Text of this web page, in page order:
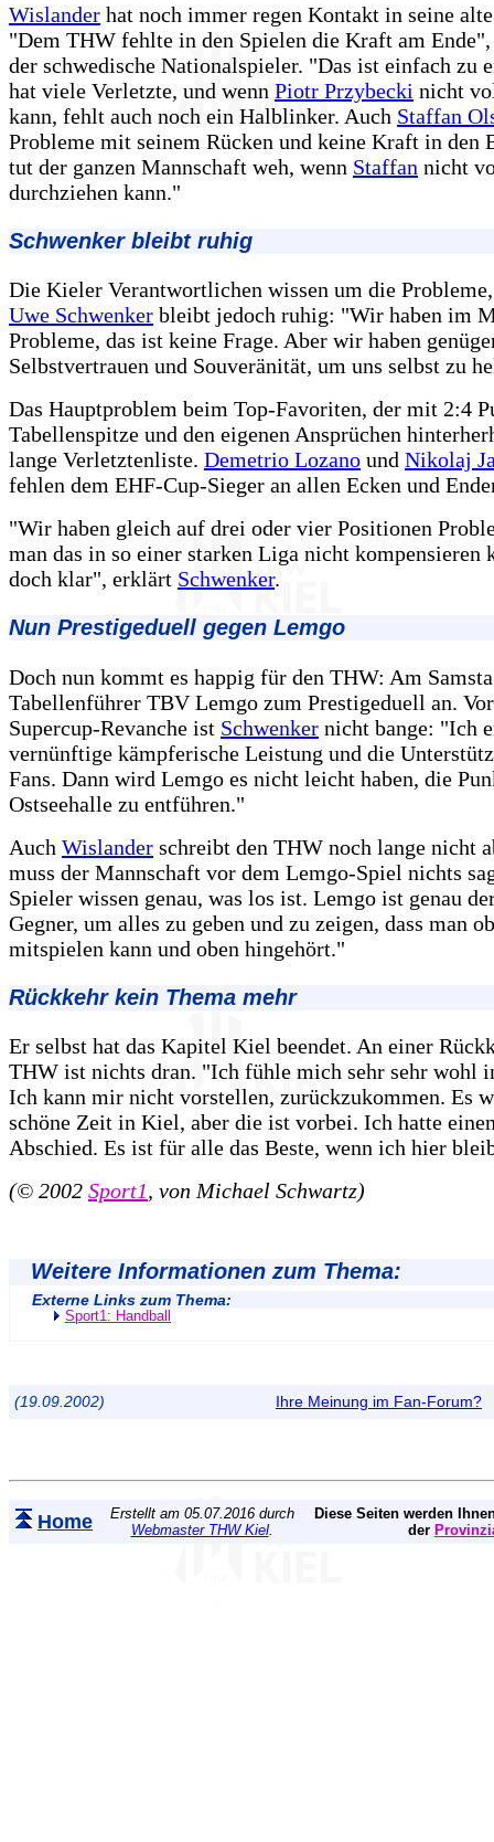
Wislander hat noch immer regen Kontakt in seine
"Dem THW fehlte in den Spielen die Kraft am
der schwedische Nationalspieler. "Das ist einfach zu
hat viele Verletzte, und wenn Piotr Przybecki nicht
kann, fehlt auch noch ein Halblinker. Auch Staffan
Probleme mit seinem Rücken und keine Kraft in den
tut der ganzen Mannschaft weh, wenn Staffan nicht
durchziehen kann."
Schwenker bleibt ruhig
Die Kieler Verantwortlichen wissen um die
Uwe Schwenker bleibt jedoch ruhig: "Wir haben im
Probleme, das ist keine Frage. Aber wir haben
Selbstvertrauen und Souveränität, um uns selbst zu
Das Hauptproblem beim Top-Favoriten, der mit 2:4
Tabellenspitze und den eigenen Ansprüchen
lange Verletztenliste. Demetrio Lozano und Nikolaj
fehlen dem EHF-Cup-Sieger an allen Ecken und
"Wir haben gleich auf drei oder vier Positionen
man das in so einer starken Liga nicht kompensieren
doch klar", erklärt Schwenker.
Nun Prestigeduell gegen Lemgo
Doch nun kommt es happig für den THW: Am
Tabellenführer TBV Lemgo zum Prestigeduell an.
Supercup-Revanche ist Schwenker nicht bange: "Ich
vernünftige kämpferische Leistung und die
Fans. Dann wird Lemgo es nicht leicht haben, die
Ostseehalle zu entführen."
Auch Wislander schreibt den THW noch lange nicht
muss der Mannschaft vor dem Lemgo-Spiel nichts
Spieler wissen genau, was los ist. Lemgo ist genau
Gegner, um alles zu geben und zu zeigen, dass man
mitspielen kann und oben hingehört."
Rückkehr kein Thema mehr
Er selbst hat das Kapitel Kiel beendet. An einer
THW ist nichts dran. "Ich fühle mich sehr sehr wohl
Ich kann mir nicht vorstellen, zurückzukommen. Es
schöne Zeit in Kiel, aber die ist vorbei. Ich hatte
Abschied. Es ist für alle das Beste, wenn ich hier
(© 2002 Sport1, von Michael Schwartz)
Weitere Informationen zum Thema:
Externe Links zum Thema:
Sport1: Handball
(19.09.2002) Ihre Meinung im Fan-Forum?
Home
Erstellt am 05.07.2016 durch
Webmaster THW Kiel.
Diese Seiten werden
der